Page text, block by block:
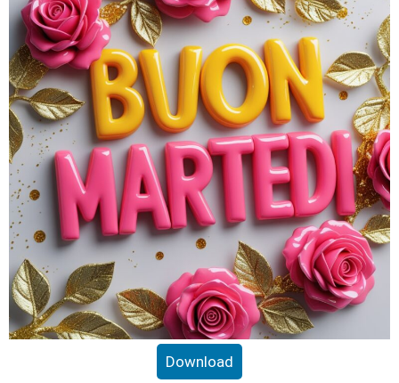
Download